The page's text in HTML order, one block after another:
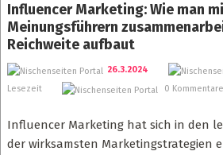
Influencer Marketing: Wie man
Meinungsführern
Reichweite aufbaut
26.3.2024
Lesezeit
0 Kommentare
Influencer Marketing hat sich in den
der wirksamsten Marketingstrategien